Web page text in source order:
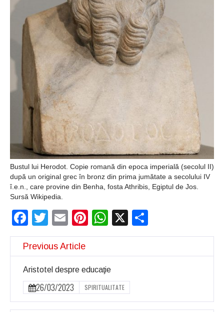
Bustul lui Herodot. Copie romană din epoca imperială (secolul II)
după un original grec în bronz din prima jumătate a secolului IV
î.e.n., care provine din Benha, fosta Athribis, Egiptul de Jos.
Sursă Wikipedia.
Facebook
Twitter
EmailPinterest
WhatsApp
X
Previous Article
Aristotel despre educaţie
26/03/2023 SPIRITUALITATE